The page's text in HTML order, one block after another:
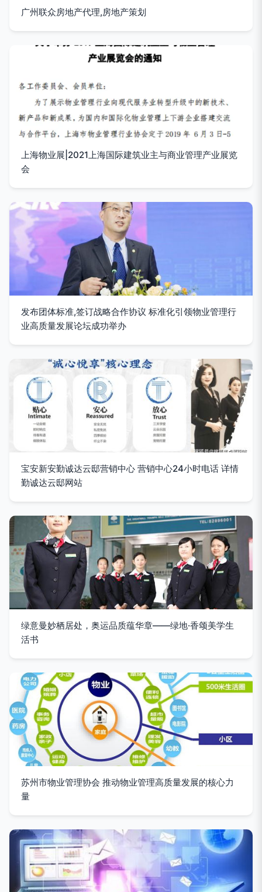
广州联众房地产代理,房地产策划
上海物业展|2021上海国际建筑业主与商业管理产业展览
会
发布团体标准,签订战略合作协议 标准化引领物业管理行
业高质量发展论坛成功举办
宝安新安勤诚达云邸营销中心 营销中心24小时电话 详情
勤诚达云邸网站
绿意曼妙栖居处，奥运品质蕴华章——绿地·香颂美学生
活书
苏州市物业管理协会 推动物业管理高质量发展的核心力
量